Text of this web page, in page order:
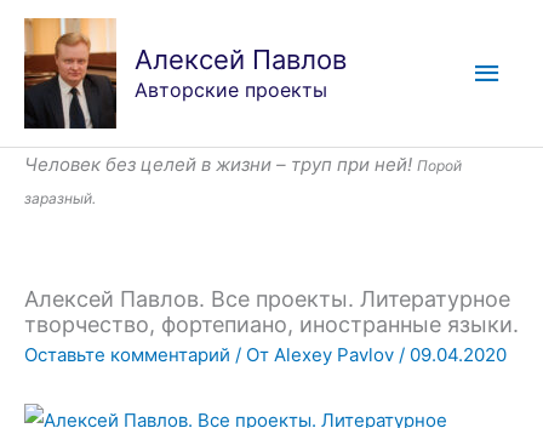
Перейти
содержимому
Алексей Павлов
Авторские проекты
Человек без целей в жизни – труп при ней! Порой
заразный.
Алексей Павлов. Все проекты. Литературное
творчество, фортепиано, иностранные языки.
Оставьте комментарий / От Alexey Pavlov / 09.04.2020